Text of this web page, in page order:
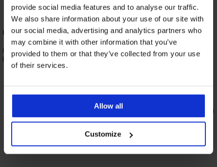
provide social media features and to analyse our traffic.
We also share information about your use of our site with
our social media, advertising and analytics partners who
may combine it with other information that you’ve
provided to them or that they’ve collected from your use
of their services.
Allow all
Customize
Kroj 2.-Enodelne kopalke
Enodelne kopalke so klasika plaž, ki ne zastara – že kar 200 let! Odlične so za
bolj sramežljive ženske in športnice. Razdelimo jih lahko na dve vrsti.
Košarice z oporo, košarice brez opore, na
naramnice, z zavezovanjem za vratom, s
klasičnim hlačnim delom, v obliki brazilk ali
tangic ... Vse te lastnosti imajo nekaj
kopalkah vedno ena celota in zakriva
trebušček in boke.